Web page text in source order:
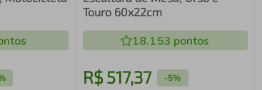
Touro 60x22cm
18.153 pontos
R$ 517,37 -5%